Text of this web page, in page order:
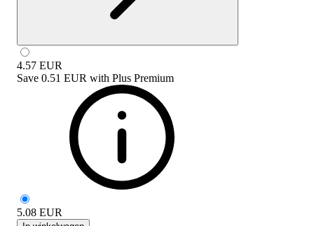
4.57 EUR
Save 0.51 EUR with Plus Premium
5.08 EUR